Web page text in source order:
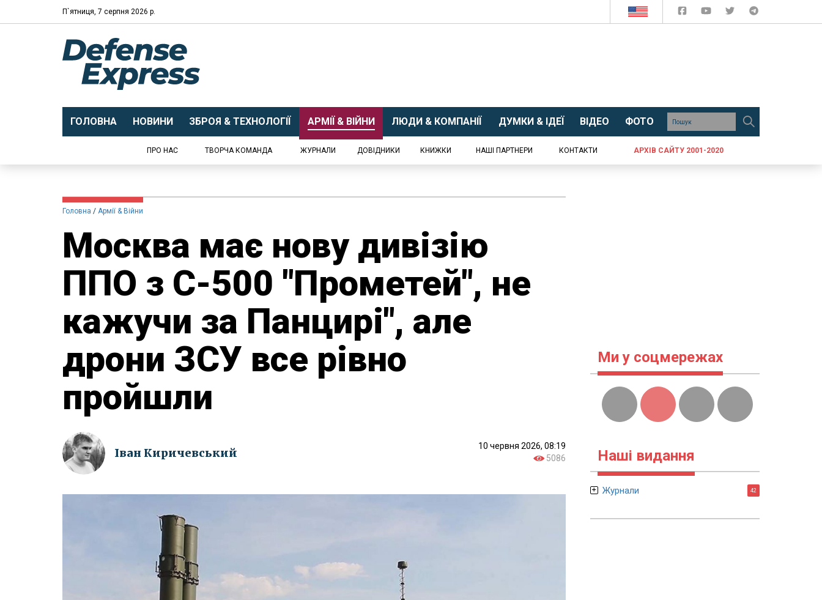
П`ятниця, 7 серпня 2026 р.
ГОЛОВНА НОВИНИ ЗБРОЯ & ТЕХНОЛОГІЇ АРМІЇ & ВІЙНИ ЛЮДИ & КОМПАНІЇ ДУМКИ & ІДЕЇ ВІДЕО ФОТО
ПРО НАС ТВОРЧА КОМАНДА ЖУРНАЛИ ДОВІДНИКИ КНИЖКИ НАШІ ПАРТНЕРИ КОНТАКТИ АРХІВ САЙТУ 2001-2020
Головна Армії & Війни
Москва має нову дивізію
ППО з С-500 "Прометей", не
кажучи за Панцирі", але
дрони ЗСУ все рівно
пройшли
Іван Киричевський
10 червня 2026, 08:19
5086
Ми у соцмережах
Наші видання
Журнали 42